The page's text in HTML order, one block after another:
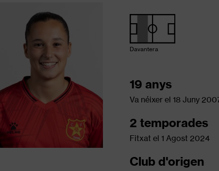
Davantera
19 anys
Va néixer el 18 Juny
2 temporades
Fitxat el 1 Agost 2024
Club d'origen